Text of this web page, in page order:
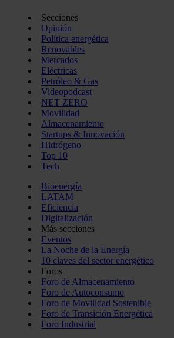
Secciones
Opinión
Política energética
Renovables
Mercados
Eléctricas
Petróleo & Gas
Videopodcast
NET ZERO
Movilidad
Almacenamiento
Startups & Innovación
Hidrógeno
Top 10
Tech
Bioenergía
LATAM
Eficiencia
Digitalización
Más secciones
Eventos
La Noche de la Energía
10 claves del sector energético
Foros
Foro de Almacenamiento
Foro de Autoconsumo
Foro de Movilidad Sostenible
Foro de Transición Energética
Foro Industrial